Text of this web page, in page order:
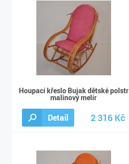
Houpací křeslo Bujak dětské polstr
malinový melír
Detail 2 316 Kč